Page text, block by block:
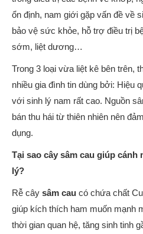
ổn định, nam giới gặp vấn đề về
bảo vệ sức khỏe, hỗ trợ điều trị
sớm, liệt dương…
Trong 3 loại vừa liệt kê bên trên,
nhiều gia đình tin dùng bởi: Hiệu
với sinh lý nam rất cao. Nguồn
bán thu hái từ thiên nhiên nên
dụng.
Tại sao cây sâm cau giúp
lý?
Rễ cây sâm cau có chứa chất
giúp kích thích ham muốn mạnh
thời gian quan hệ, tăng sinh tinh